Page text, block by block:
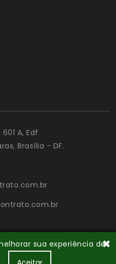
A, Edf
Brasília - DF.
os direitos reservados.
sua experiência de✖